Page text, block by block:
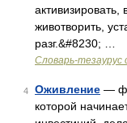
активизировать,
животворить,
разг.&#8230; …
Словарь-тезаурус
4 Оживление —
которой